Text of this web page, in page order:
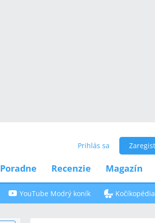
Prihlás sa
Poradne Recenzie Magazín
YouTube Modrý koník Kočíkopédia